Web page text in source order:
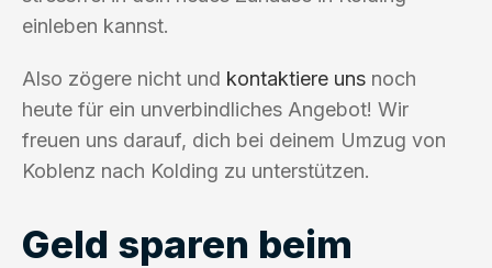
einleben kannst.
Also zögere nicht und kontaktiere uns noch
heute für ein unverbindliches Angebot! Wir
freuen uns darauf, dich bei deinem Umzug von
Koblenz nach Kolding zu unterstützen.
Geld sparen beim